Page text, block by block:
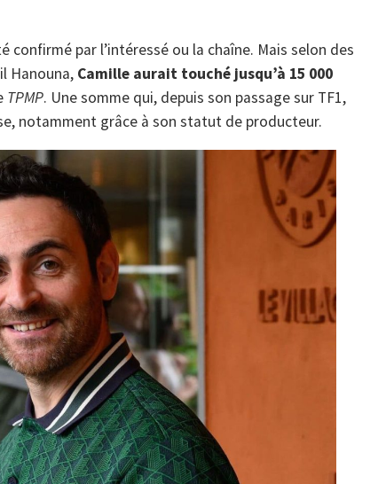
confirmé par l’intéressé ou la chaîne. Mais selon des
Hanouna, Camille aurait touché jusqu’à 15 000
TPMP. Une somme qui, depuis son passage sur TF1,
notamment grâce à son statut de producteur.